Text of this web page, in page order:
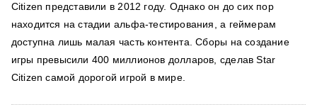
Citizen представили в 2012 году. Однако он до сих пор
находится на стадии альфа-тестирования, а геймерам
доступна лишь малая часть контента. Сборы на создание
игры превысили 400 миллионов долларов, сделав Star
Citizen самой дорогой игрой в мире.